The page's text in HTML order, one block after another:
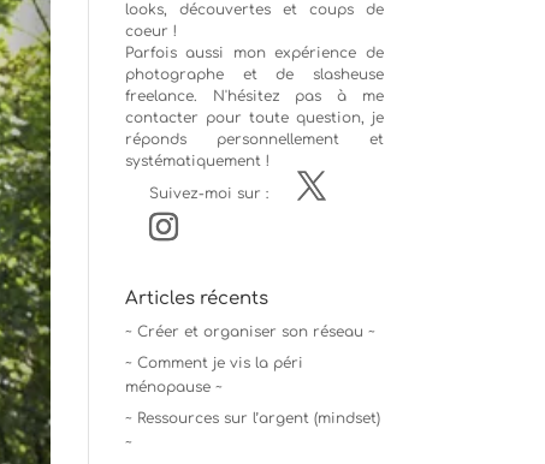
looks, découvertes et coups de
coeur !
Parfois aussi mon expérience de
photographeet de slasheuse
freelance. N'hésitez pas à me
contacter pour toute question, je
réponds personnellement et
systématiquement !
Suivez-moi sur :
Articles récents
~ Créer et organiser son réseau ~
~ Comment je vis la péri
ménopause ~
~ Ressources sur l’argent (mindset)
~